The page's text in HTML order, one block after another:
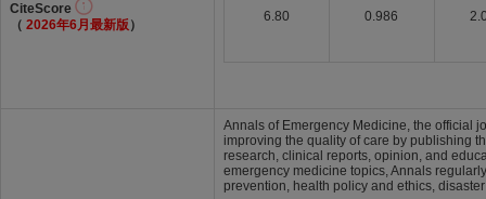
CiteScore
（ 2026年6月最新版 ）
6.80 0.986
Annals of Emergency Medicine, the official
improving the quality of care by publishing
research, clinical reports, opinion, and
emergency medicine topics, Annals
prevention, health policy and ethics,